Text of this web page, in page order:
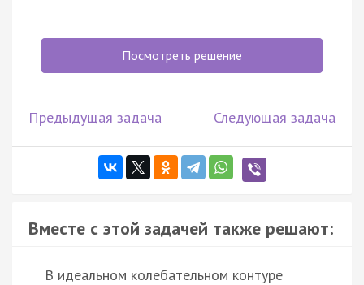
Посмотреть решение
Предыдущая задача Следующая задача
Вместе с этой задачей также решают:
В идеальном колебательном контуре